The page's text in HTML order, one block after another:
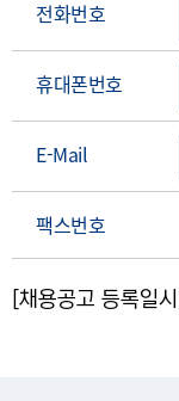
전화번호
휴대폰번호
E-Mail
팩스번호
[채용공고 등록